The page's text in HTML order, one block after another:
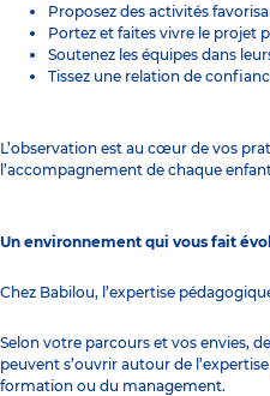
Proposez des activités
Portez et faites vivre le projet
Soutenez les équipes dans
Tissez une relation de
L’observation est au cœur de vos
l’accompagnement de chaque
Un environnement qui vous fait
Chez Babilou, l’expertise
Selon votre parcours et vos envies,
peuvent s’ouvrir autour de
formation ou du management.